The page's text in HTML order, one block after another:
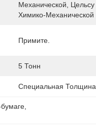
Механической, Цельсу
Химико-Механической
Примите.
5 Тонн
Специальная Толщина